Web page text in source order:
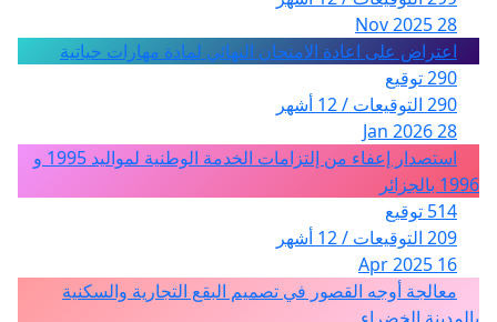
28 Nov 2025
اعتراض على اعادة الامتحان النهائي لمادة مهارات حياتية
290 توقيع
290 التوقيعات / 12 أشهر
28 Jan 2026
استصدار إعفاء من إلتزامات الخدمة الوطنية لمواليد 1995 و
1996 بالجزائر
514 توقيع
209 التوقيعات / 12 أشهر
16 Apr 2025
معالجة أوجه القصور في تصميم البقع التجارية والسكنية